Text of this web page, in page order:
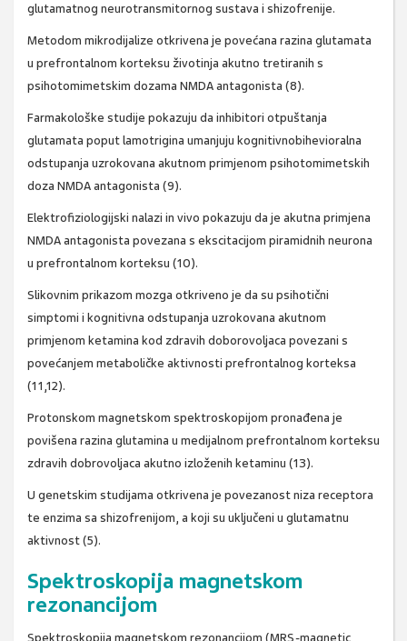
glutamatnog neurotransmitornog sustava i shizofrenije.
Metodom mikrodijalize otkrivena je povećana razina glutamata
u prefrontalnom korteksu životinja akutno tretiranih s
psihotomimetskim dozama NMDA antagonista (8).
Farmakološke studije pokazuju da inhibitori otpuštanja
glutamata poput lamotrigina umanjuju kognitivnobihevioralna
odstupanja uzrokovana akutnom primjenom psihotomimetskih
doza NMDA antagonista (9).
Elektrofiziologijski nalazi in vivo pokazuju da je akutna primjena
NMDA antagonista povezana s ekscitacijom piramidnih neurona
u prefrontalnom korteksu (10).
Slikovnim prikazom mozga otkriveno je da su psihotični
simptomi i kognitivna odstupanja uzrokovana akutnom
primjenom ketamina kod zdravih doborovoljaca povezani s
povećanjem metaboličke aktivnosti prefrontalnog korteksa
(11,12).
Protonskom magnetskom spektroskopijom pronađena je
povišena razina glutamina u medijalnom prefrontalnom korteksu
zdravih dobrovoljaca akutno izloženih ketaminu (13).
U genetskim studijama otkrivena je povezanost niza receptora
te enzima sa shizofrenijom, a koji su uključeni u glutamatnu
aktivnost (5).
Spektroskopija magnetskom
rezonancijom